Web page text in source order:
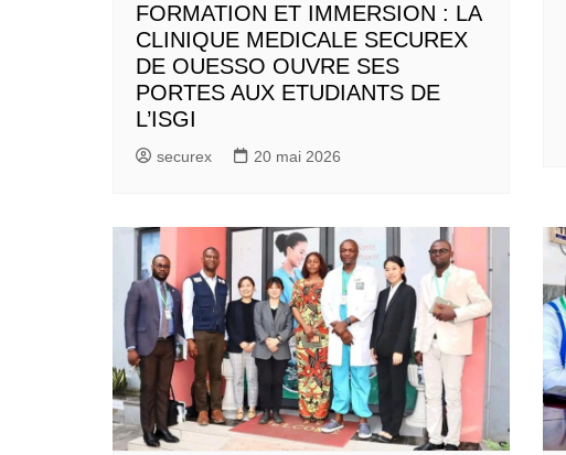
FORMATION ET IMMERSION : LA
CLINIQUE MEDICALE SECUREX
DE OUESSO OUVRE SES
PORTES AUX ETUDIANTS DE
L’ISGI
securex 20 mai 2026